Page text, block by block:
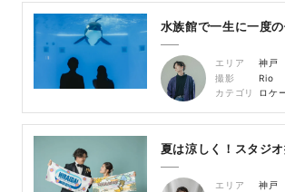
水族館で一生に一度
エリア
神戸
撮影
Rio
カテゴリ
ロケ
夏は涼しく！スタジ
エリア
神戸